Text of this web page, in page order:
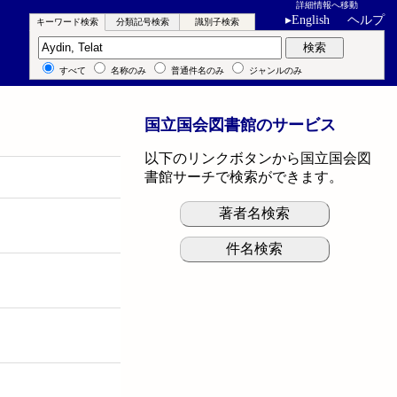
詳細情報へ移動
▸English ヘルプ
キーワード検索 分類記号検索 識別子検索
キーワード検索 検索
すべて 名称のみ 普通件名のみ ジャンルのみ
国立国会図書館のサービス
以下のリンクボタンから国立国会図
書館サーチで検索ができます。
著者名検索
件名検索